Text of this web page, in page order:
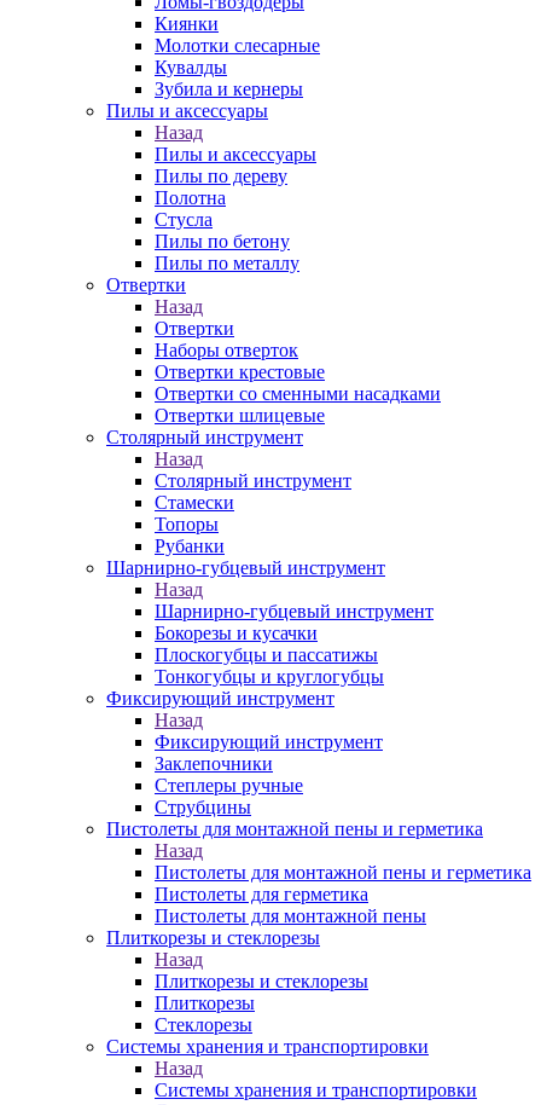
Киянки
Молотки слесарные
Кувалды
Зубила и кернеры
Пилы и аксессуары
Назад
Пилы и аксессуары
Пилы по дереву
Полотна
Стусла
Пилы по бетону
Пилы по металлу
Отвертки
Назад
Отвертки
Наборы отверток
Отвертки крестовые
Отвертки со сменными насадками
Отвертки шлицевые
Столярный инструмент
Назад
Столярный инструмент
Стамески
Топоры
Рубанки
Шарнирно-губцевый инструмент
Назад
Шарнирно-губцевый инструмент
Бокорезы и кусачки
Плоскогубцы и пассатижы
Тонкогубцы и круглогубцы
Фиксирующий инструмент
Назад
Фиксирующий инструмент
Заклепочники
Степлеры ручные
Струбцины
Пистолеты для монтажной пены и герметика
Назад
Пистолеты для монтажной пены и герметика
Пистолеты для герметика
Пистолеты для монтажной пены
Плиткорезы и стеклорезы
Назад
Плиткорезы и стеклорезы
Плиткорезы
Стеклорезы
Системы хранения и транспортировки
Назад
Системы хранения и транспортировки